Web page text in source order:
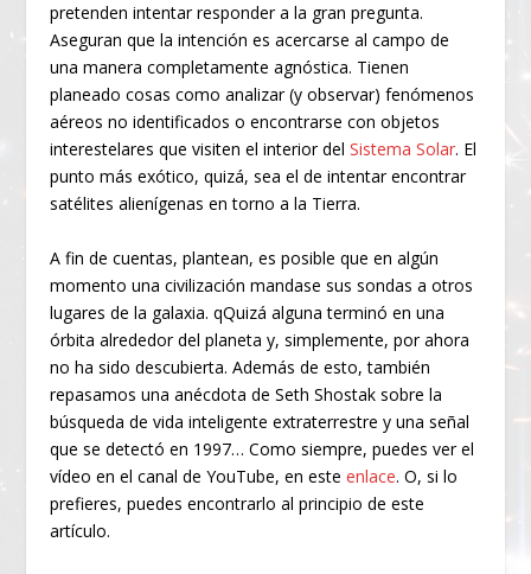
pretenden intentar responder a la gran pregunta.
Aseguran que la intención es acercarse al campo de
una manera completamente agnóstica. Tienen
planeado cosas como analizar (y observar) fenómenos
aéreos no identificados o encontrarse con objetos
interestelares que visiten el interior delSistema Solar. El
punto más exótico, quizá, sea el de intentar encontrar
satélites alienígenas en torno a la Tierra.
A fin de cuentas, plantean, es posible que en algún
momento una civilización mandase sus sondas a otros
lugares de la galaxia. qQuizá alguna terminó en una
órbita alrededor del planeta y, simplemente, por ahora
no ha sido descubierta. Además de esto, también
repasamos una anécdota de Seth Shostak sobre la
búsqueda de vida inteligente extraterrestre y una señal
que se detectó en 1997… Como siempre, puedes ver el
vídeo en el canal de YouTube, en esteenlace. O, si lo
prefieres, puedes encontrarlo al principio de este
artículo.